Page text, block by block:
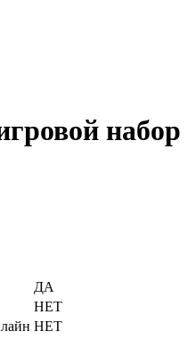
набор
ДА
НЕТ
НЕТ